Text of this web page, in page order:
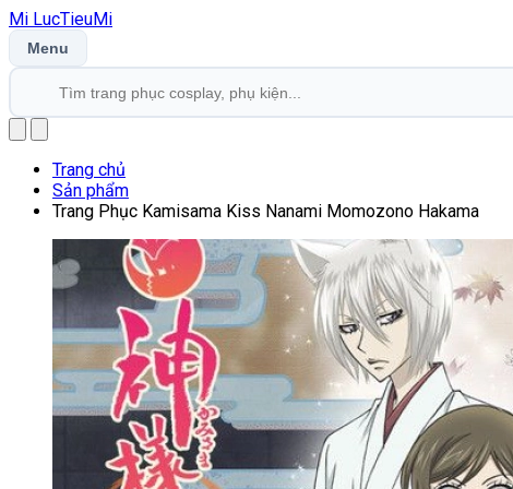
Mi LucTieuMi
Menu
Trang chủ
Sản phẩm
Trang Phục Kamisama Kiss Nanami Momozono Hakama